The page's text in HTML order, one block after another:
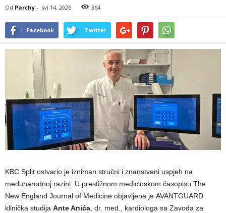
Od Parchy - svi 14, 2026 364
Facebook Twitter
KBC Split ostvario je izniman stručni i znanstveni uspjeh na
međunarodnoj razini. U prestižnom medicinskom časopisu The
New England Journal of Medicine objavljena je AVANTGUARD
klinička studija Ante Anića , dr. med., kardiologa sa Zavoda za